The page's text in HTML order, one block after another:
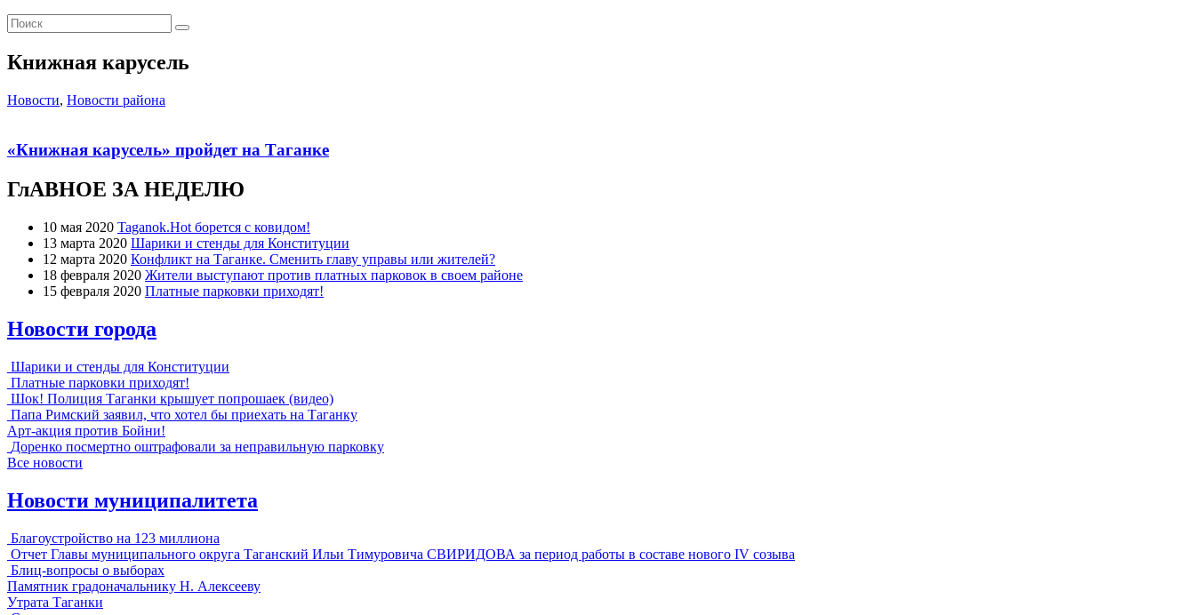
Книжная карусель
Новости, Новости района
«Книжная карусель» пройдет на Таганке
ГлАВНОЕ ЗА НЕДЕЛЮ
10 мая 2020 Taganok.Hot борется с ковидом!
13 марта 2020 Шарики и стенды для Конституции
12 марта 2020 Конфликт на Таганке. Сменить главу управы или жителей?
18 февраля 2020 Жители выступают против платных парковок в своем районе
15 февраля 2020 Платные парковки приходят!
Новости города
Шарики и стенды для Конституции
Платные парковки приходят!
Шок! Полиция Таганки крышует попрошаек (видео)
Папа Римский заявил, что хотел бы приехать на Таганку
Арт-акция против Бойни!
Доренко посмертно оштрафовали за неправильную парковку
Все новости
Новости муниципалитета
Благоустройство на 123 миллиона
Отчет Главы муниципального округа Таганский Ильи Тимуровича СВИРИДОВА за период работы в составе нового IV созыва
Блиц-вопросы о выборах
Памятник градоначальнику Н. Алексееву
Утрата Таганки